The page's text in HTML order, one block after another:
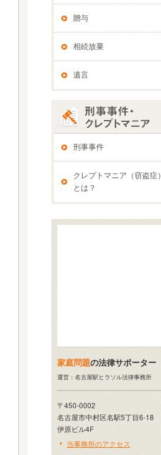
贈与
相続放棄
遺言
刑事事件
クレプトマニア（窃盗症）
とは？
家庭問題の法律サポーター
運営：名古屋駅ヒラソル法律事務所
〒450-0002
名古屋市中村区名駅5丁目6-18
伊原ビル4F
当事務所のアクセス